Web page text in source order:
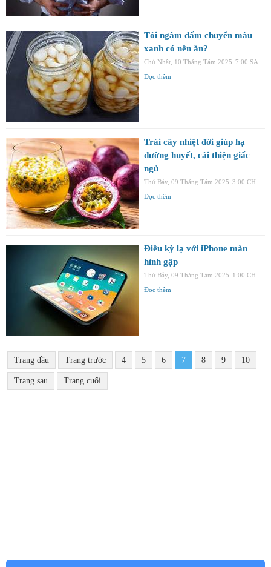
Tỏi ngâm dấm chuyển màu
xanh có nên ăn?
Chủ Nhật, 10 Tháng Tám 2025 7:00 SA
Đọc thêm
Trái cây nhiệt đới giúp hạ
đường huyết, cải thiện giấc
ngủ
Thứ Bảy, 09 Tháng Tám 2025 3:00 CH
Đọc thêm
Điều kỳ lạ với iPhone màn
hình gập
Thứ Bảy, 09 Tháng Tám 2025 1:00 CH
Đọc thêm
Trang đầu Trang trước 4 5 6 7 8 9 10
Trang sau Trang cuối